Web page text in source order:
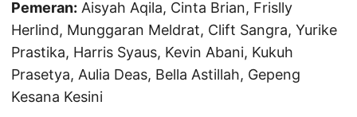
Pemeran: Aisyah Aqila, Cinta Brian, Frislly
Herlind, Munggaran Meldrat, Clift Sangra, Yurike
Prastika, Harris Syaus, Kevin Abani, Kukuh
Prasetya, Aulia Deas, Bella Astillah, Gepeng
Kesana Kesini